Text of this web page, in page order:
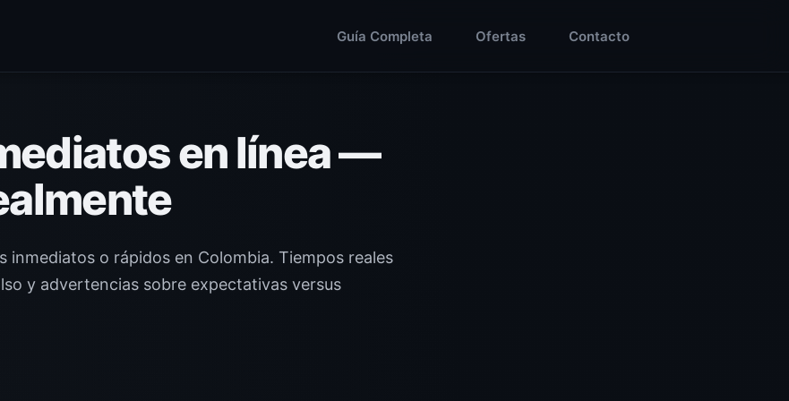
Guía Completa Ofertas Contacto
en línea —
o rápidos en Colombia. Tiempos reales
y advertencias sobre expectativas versus